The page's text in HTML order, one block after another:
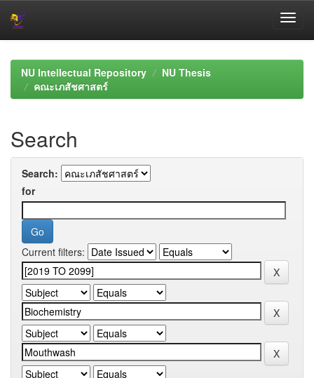
navigationNU Intellectual Repository
NU Thesis
คณะเภสัชศาสตร์
Search
Search:
for
Current filters: